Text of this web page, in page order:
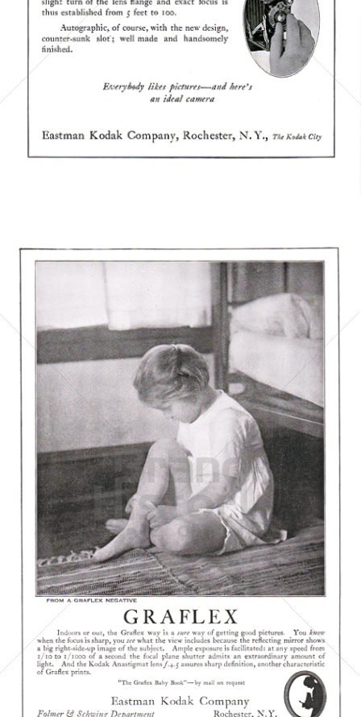
Kodak Kodak GmbH 1922